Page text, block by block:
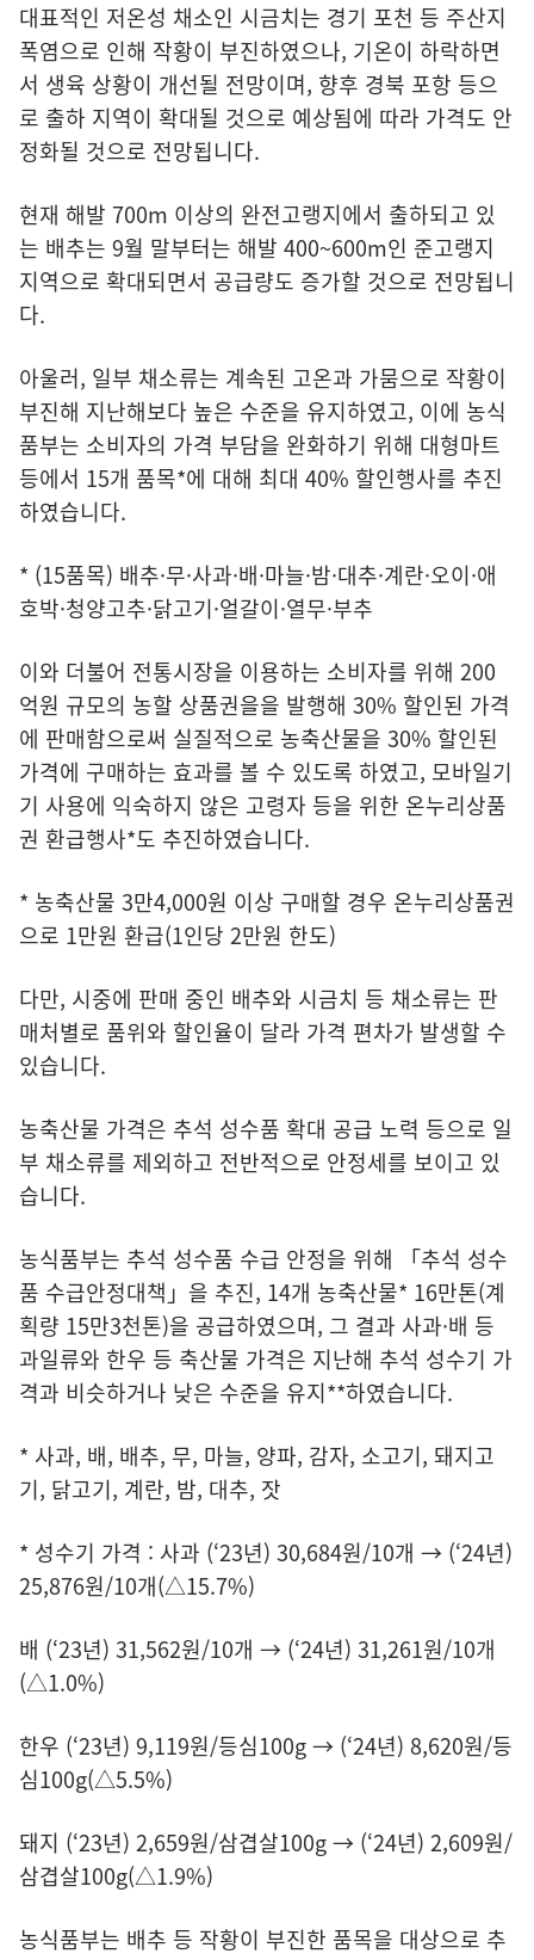
대표적인 저온성 채소인 시금치는 경기 포천 등 주산지
폭염으로 인해 작황이 부진하였으나, 기온이 하락하면
서 생육 상황이 개선될 전망이며, 향후 경북 포항 등으
로 출하 지역이 확대될 것으로 예상됨에 따라 가격도 안
정화될 것으로 전망됩니다.
현재 해발 700m 이상의 완전고랭지에서 출하되고 있
는 배추는 9월 말부터는 해발 400~600m인 준고랭지
지역으로 확대되면서 공급량도 증가할 것으로 전망됩니
다.
아울러, 일부 채소류는 계속된 고온과 가뭄으로 작황이
부진해 지난해보다 높은 수준을 유지하였고, 이에 농식
품부는 소비자의 가격 부담을 완화하기 위해 대형마트
등에서 15개 품목*에 대해 최대 40% 할인행사를 추진
하였습니다.
* (15품목) 배추·무·사과·배·마늘·밤·대추·계란·오이·애
호박·청양고추·닭고기·얼갈이·열무·부추
이와 더불어 전통시장을 이용하는 소비자를 위해 200
억원 규모의 농할 상품권을을 발행해 30% 할인된 가격
에 판매함으로써 실질적으로 농축산물을 30% 할인된
가격에 구매하는 효과를 볼 수 있도록 하였고, 모바일기
기 사용에 익숙하지 않은 고령자 등을 위한 온누리상품
권 환급행사*도 추진하였습니다.
* 농축산물 3만4,000원 이상 구매할 경우 온누리상품권
으로 1만원 환급(1인당 2만원 한도)
다만, 시중에 판매 중인 배추와 시금치 등 채소류는 판
매처별로 품위와 할인율이 달라 가격 편차가 발생할 수
있습니다.
농축산물 가격은 추석 성수품 확대 공급 노력 등으로 일
부 채소류를 제외하고 전반적으로 안정세를 보이고 있
습니다.
농식품부는 추석 성수품 수급 안정을 위해 「추석 성수
품 수급안정대책」을 추진, 14개 농축산물* 16만톤(계
획량 15만3천톤)을 공급하였으며, 그 결과 사과·배 등
과일류와 한우 등 축산물 가격은 지난해 추석 성수기 가
격과 비슷하거나 낮은 수준을 유지**하였습니다.
* 사과, 배, 배추, 무, 마늘, 양파, 감자, 소고기, 돼지고
기, 닭고기, 계란, 밤, 대추, 잣
* 성수기 가격 : 사과 (‘23년) 30,684원/10개 → (‘24년)
25,876원/10개(△15.7%)
배 (‘23년) 31,562원/10개 → (‘24년) 31,261원/10개
(△1.0%)
한우 (‘23년) 9,119원/등심100g → (‘24년) 8,620원/등
심100g(△5.5%)
돼지 (‘23년) 2,659원/삼겹살100g → (‘24년) 2,609원/
삼겹살100g(△1.9%)
농식품부는 배추 등 작황이 부진한 품목을 대상으로 추